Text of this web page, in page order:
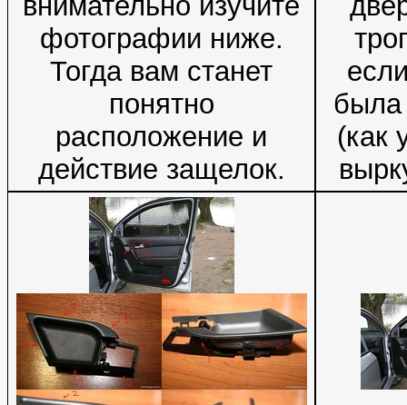
фотографии ниже.
Тогда вам станет
понятно
расположение и
действие защелок.
была
(как